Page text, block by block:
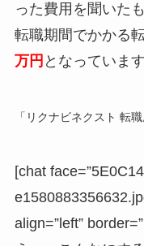
った費用を聞いた
転職期間でかかる
万円 となっています
「リクナビネクスト 転
[chat
align=”left”